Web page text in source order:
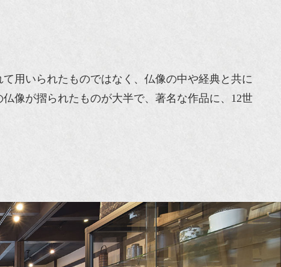
用いられたものではなく、仏像の中や経典と共に
像が摺られたものが大半で、著名な作品に、12世